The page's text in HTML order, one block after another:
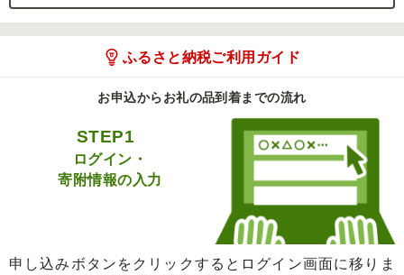
ふるさと納税ご利用ガイド
お申込からお礼の品到着までの流れ
STEP1
ログイン・
寄附情報の入力
申し込みボタンをクリックするとログイン画面に移りま